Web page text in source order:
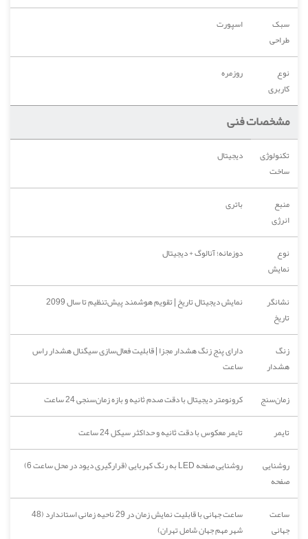
سبک
طراحی
اسپورت
نوع
کاربری
روزمره
مشخصات فنی
تکنولوژی
ساخت
دیجیتال
منبع
انرژی
باتری
نوع
نمایش
دوزمانه؛ آنالوگ + دیجیتال
نشانگر
تاریخ
نمایش دیجیتال تاریخ | تقویم هوشمند پیش‌تنظیم تا سال 2099
زنگ
هشدار
دارای پنج زنگ هشدار مجزا | قابلیت فعال‌سازی سیگنال هشدار راس
ساعت
زمان‌سنج
کرونومتر دیجیتال با دقت صدم ثانیه و بازه زمان‌سنجی 24 ساعت
تایمر
تایمر معکوس با دقت ثانیه و حداکثر سیکل 24 ساعت
روشنایی
صفحه
روشنایی صفحه LED به رنگ کهربایی (قرارگیری دیود در محل ساعت 6)
ساعت
جهانی
ساعت جهانی با قابلیت نمایش زمان در 29 ناحیه زمانی استاندارد (48
شهر مهم جهان شامل تهران)